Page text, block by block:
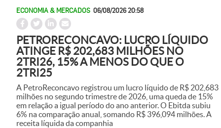
ECONOMIA & MERCADOS 06/08/2026 20:58
PETRORECONCAVO: LUCRO LÍQUIDO
ATINGE R$ 202,683 MILHÕES NO
2TRI26, 15% A MENOS DO QUE O
2TRI25
A PetroReconcavo registrou um lucro líquido de R$ 202,683
milhões no segundo trimestre de 2026, uma queda de 15%
em relação a igual período do ano anterior. O Ebitda subiu
6% na comparação anual, somando R$ 396,094 milhões. A
receita líquida da companhia